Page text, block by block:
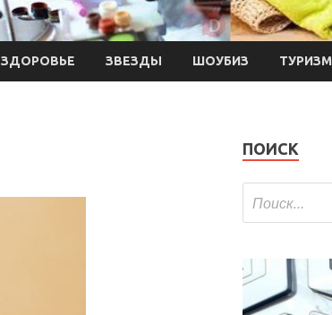
ЗДОРОВЬЕ ЗВЕЗДЫ ШОУБИЗ ТУРИЗМ
ПОИСК